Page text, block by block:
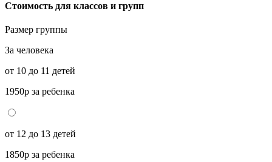
Cтоимость для классов и групп
Размер группы
За человека
от 10 до 11 детей
1950р за ребенка
от 12 до 13 детей
1850р за ребенка